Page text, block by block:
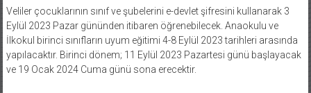
Veliler çocuklarının sınıf ve şubelerini e-devlet şifresini kullanarak 3
Eylül 2023 Pazar gününden itibaren öğrenebilecek. Anaokulu ve
İlkokul birinci sınıfların uyum eğitimi 4-8 Eylül 2023 tarihleri arasında
yapılacaktır. Birinci dönem; 11 Eylül 2023 Pazartesi günü başlayacak
ve 19 Ocak 2024 Cuma günü sona erecektir.